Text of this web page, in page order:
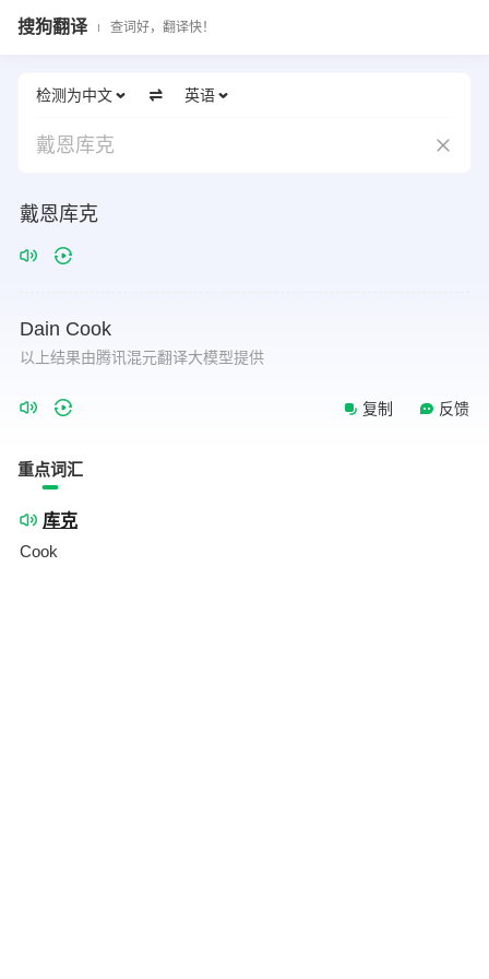
搜狗翻译 查词好，翻译快！
检测为中文 英语
戴恩库克
戴恩库克
Dain Cook
以上结果由腾讯混元翻译大模型提供
复制 反馈
重点词汇
库克
Cook